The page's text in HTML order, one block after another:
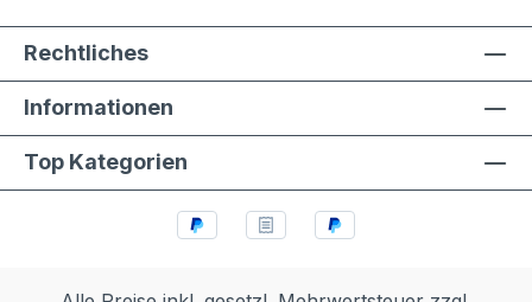
Rechtliches
Informationen
Top Kategorien